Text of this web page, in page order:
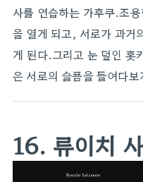
사를 연습하는 가후쿠.조
을 열게 되고, 서로가 과거
게 된다.그리고 눈 덮인 홋
은 서로의 슬픔을 들여다
16. 류이치